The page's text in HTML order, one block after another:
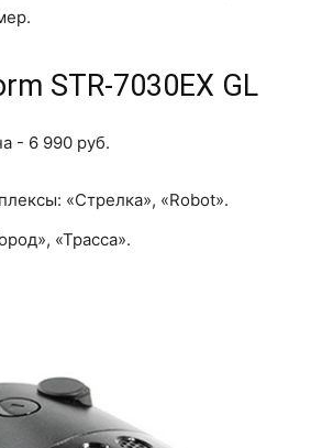
STR-7030EX GL
- 6 990 руб.
«Стрелка», «Robot».
«Трасса».